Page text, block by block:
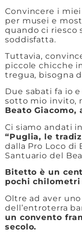
Convincere i
per musei e
quando ci riesco
soddisfatta.
Tuttavia,
piccole chicche
tregua, bisogna
Due sabati fa io
sotto mio invito,
Beato Giacomo,
Ci siamo andati
“Puglia, le
dalla Pro Loco di
Santuario del
Bitetto è un
pochi chilometri
Oltre ad aver
dell’entroterra
un convento
secolo.